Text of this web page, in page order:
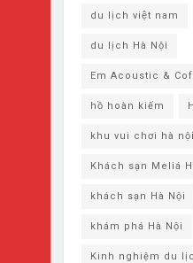
du lịch việt nam
du lịch ​Hà Nội
Em Acoustic &
hồ hoàn kiếm
khu vui chơi hà nội
Khách sạn Meliá
khách sạn ​Hà Nội
khám phá ​Hà Nội
Kinh nghiệm du